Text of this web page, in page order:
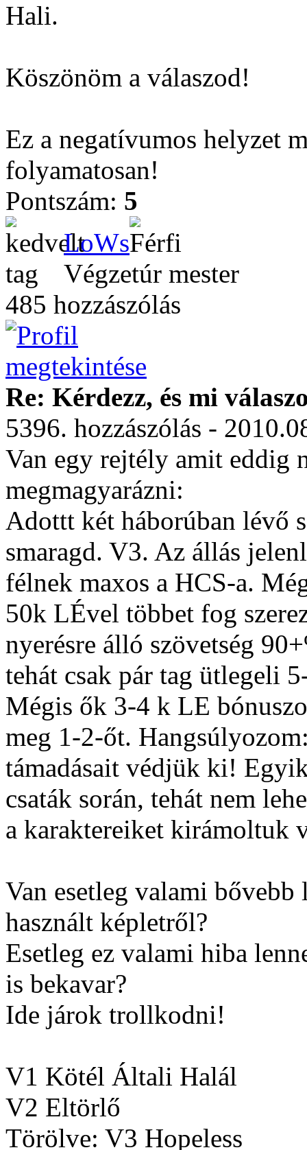
Hali.
Köszönöm a válaszod!
Ez a negatívumos helyzet
folyamatosan!
Pontszám: 5
LoWs
Végzetúr mester
485 hozzászólás
Re: Kérdezz, és mi
5396. hozzászólás -
Van egy rejtély amit eddig
megmagyarázni:
Adottt két háborúban lévő
smaragd. V3. Az állás
félnek maxos a HCS-a.
50k LÉvel többet fog
nyerésre álló szövetség
tehát csak pár tag ütlegeli
Mégis ők 3-4 k LE
meg 1-2-őt.
támadásait védjük ki!
csaták során, tehát nem
a karaktereiket kirámoltuk
Van esetleg valami bővebb
használt képletről?
Esetleg ez valami hiba
is bekavar?
Ide járok trollkodni!
V1 Kötél Általi Halál
V2 Eltörlő
Törölve: V3 Hopeless